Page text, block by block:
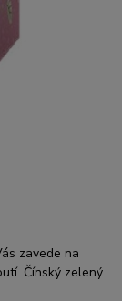
zavede na
Čínský zelený